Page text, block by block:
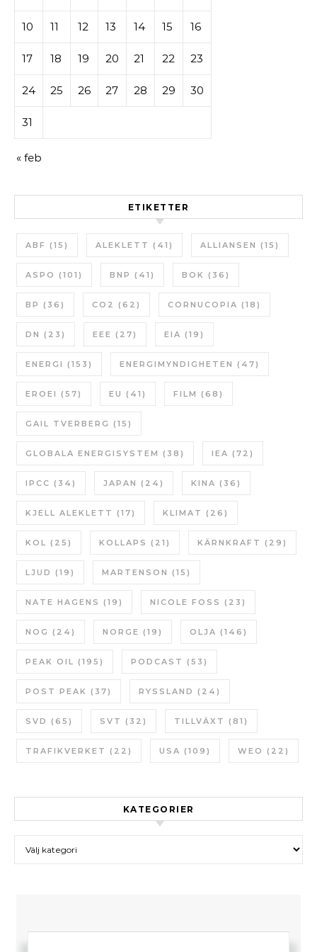
10 11 12 13 14 15 16
17 18 19 20 21 22 23
24 25 26 27 28 29 30
31
« feb
ETIKETTER
ABF (15) ALEKLETT (41) ALLIANSEN (15)
ASPO (101) BNP (41) BOK (36)
BP (36) CO2 (62) CORNUCOPIA (18)
DN (23) EEE (27) EIA (19)
ENERGI (153) ENERGIMYNDIGHETEN (47)
EROEI (57) EU (41) FILM (68)
GAIL TVERBERG (15)
GLOBALA ENERGISYSTEM (38) IEA (72)
IPCC (34) JAPAN (24) KINA (36)
KJELL ALEKLETT (17) KLIMAT (26)
KOL (25) KOLLAPS (21) KÄRNKRAFT (29)
LJUD (19) MARTENSON (15)
NATE HAGENS (19) NICOLE FOSS (23)
NOG (24) NORGE (19) OLJA (146)
PEAK OIL (195) PODCAST (53)
POST PEAK (37) RYSSLAND (24)
SVD (65) SVT (32) TILLVÄXT (81)
TRAFIKVERKET (22) USA (109) WEO (22)
KATEGORIER